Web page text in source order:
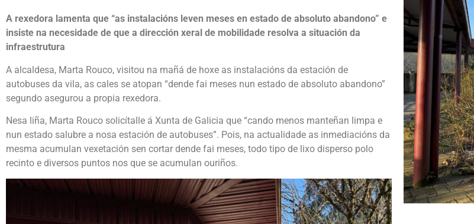
A rexedora lamenta que “as instalacións leven meses en estado de absoluto abandono” e
insiste na necesidade de que a dirección xeral de mobilidade resolva a situación da
infraestrutura
A alcaldesa, Marta Rouco, visitou na mañá de hoxe as instalacións da estación de
autobuses da vila, as cales se atopan “dende fai meses nun estado de absoluto abandono”
segundo asegurou a propia rexedora.
Nesa liña, Marta Rouco solicítalle á Xunta de Galicia que “cando menos manteñan limpa e
nun estado salubre a nosa estación de autobuses”. Pois, na actualidade as inmediacións da
mesma acumulan vexetación sen cortar dende fai meses, todo tipo de lixo disperso polo
recinto e diversos puntos nos que se acumulan ouriños.